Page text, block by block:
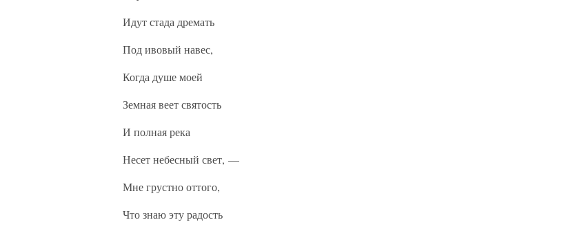
Идут стада дремать
Под ивовый навес,
Когда душе моей
Земная веет святость
И полная река
Несет небесный свет, —
Мне грустно оттого,
Что знаю эту радость